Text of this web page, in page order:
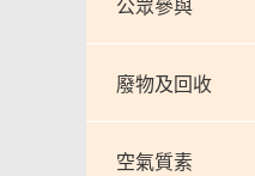
公眾參與
廢物及回收
空氣質素